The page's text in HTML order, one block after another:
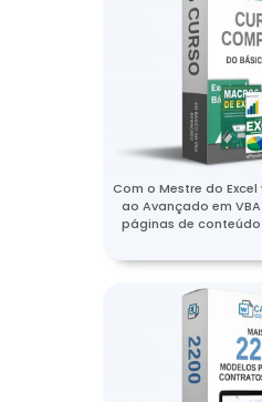
Com o Mestre do
ao Avançado em
páginas de